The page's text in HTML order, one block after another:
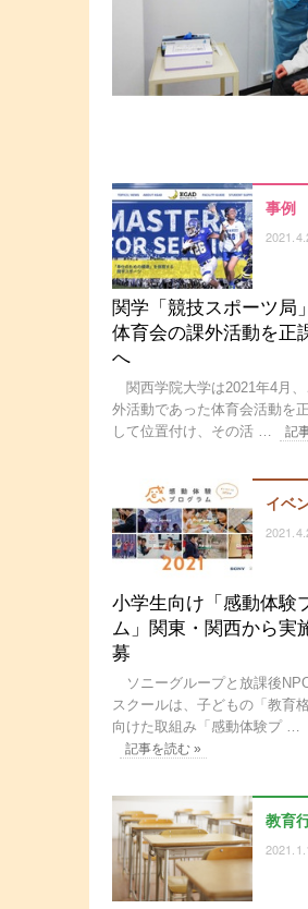
事例
関学「競技スポーツ局
体育会の課外活動を正
へ
関西学院大学は2021年4月、
外活動であった体育会活動を
して位置付け、その活 …
記
イベ
小学生向け「感動体験
ム」関東・関西から実
募
ソニーグループと放課後
スクールは、子どもの「教育
向けた取組み「感動体験プ …
記事を読む »
教育